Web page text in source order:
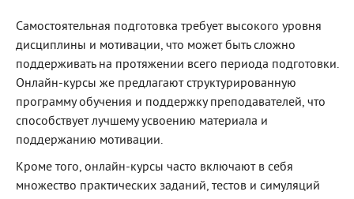
Самостоятельная подготовка требует высокого уровня
дисциплины и мотивации, что может быть сложно
поддерживать на протяжении всего периода подготовки.
Онлайн-курсы же предлагают структурированную
программу обучения и поддержку преподавателей, что
способствует лучшему усвоению материала и
поддержанию мотивации.
Кроме того, онлайн-курсы часто включают в себя
множество практических заданий, тестов и симуляций